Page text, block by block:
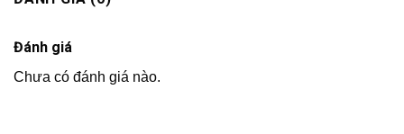
Đánh giá
Chưa có đánh giá nào.